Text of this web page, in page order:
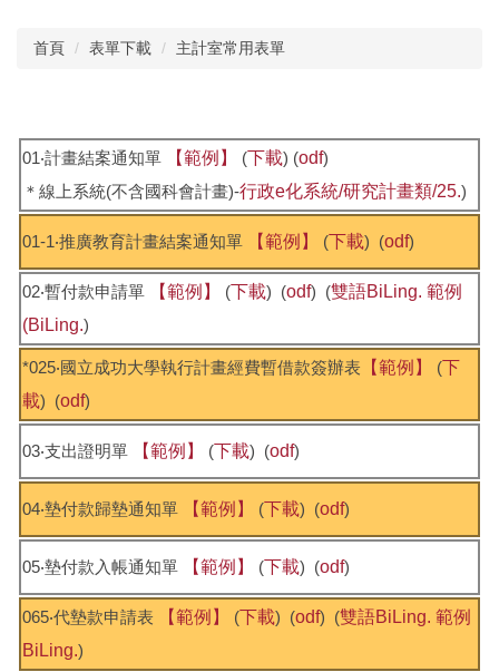
首頁 表單下載 主計室常用表單
01‧計畫結案通知單 【範例】 (下載) (odf)
＊線上系統(不含國科會計畫)-行政e化系統/研究計畫類/25.)
01-1‧推廣教育計畫結案通知單 【範例】 (下載) (odf)
02‧暫付款申請單 【範例】 (下載) (odf) (雙語BiLing. 範例
(BiLing.)
*025‧國立成功大學執行計畫經費暫借款簽辦表 【範例】 (下
載) (odf)
03‧支出證明單 【範例】 (下載) (odf)
04‧墊付款歸墊通知單 【範例】 (下載) (odf)
05‧墊付款入帳通知單 【範例】 (下載) (odf)
065‧代墊款申請表 【範例】 (下載) (odf) (雙語BiLing. 範例
BiLing.)